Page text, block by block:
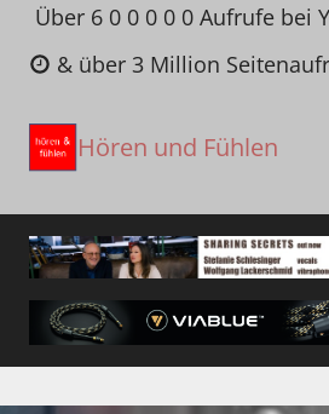
Zum
Inhalt
springen
Über 6 0 0 0 0 0 Aufrufe bei
& über 3 Million
Hören und Fühlen